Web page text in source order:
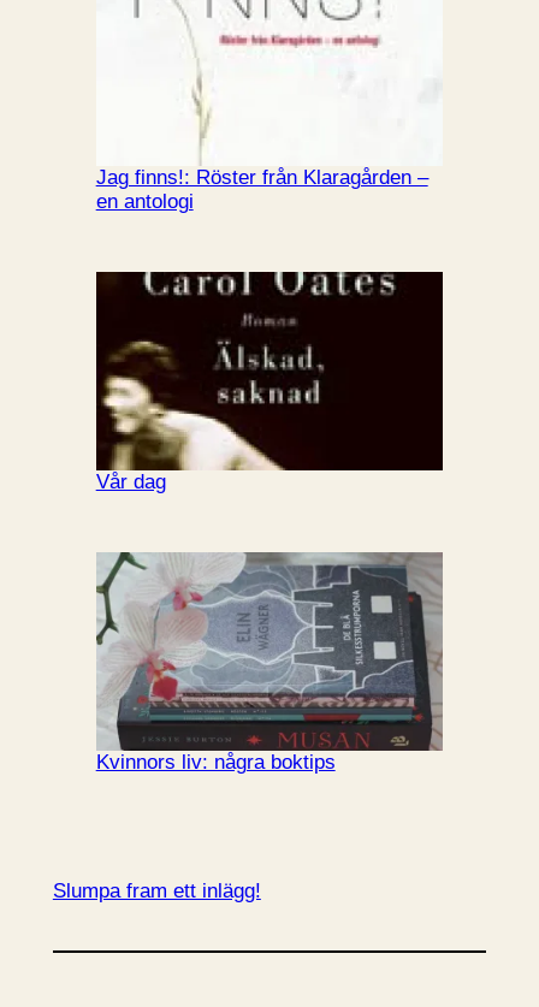
Jag finns!: Röster från Klaragården –
en antologi
Vår dag
Kvinnors liv: några boktips
Slumpa fram ett inlägg!